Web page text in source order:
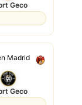
Geco
Madrid
Geco